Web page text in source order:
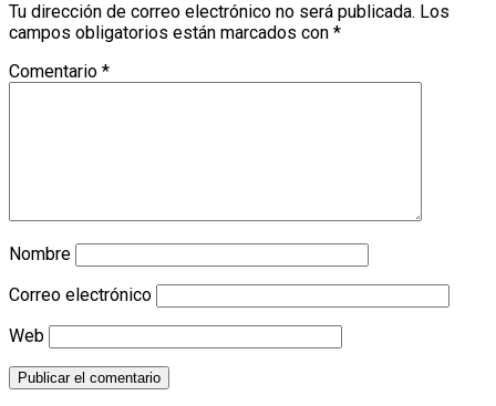
Tu dirección de correo electrónico no será publicada. Los
campos obligatorios están marcados con *
Comentario *
Nombre
Correo electrónico
Web